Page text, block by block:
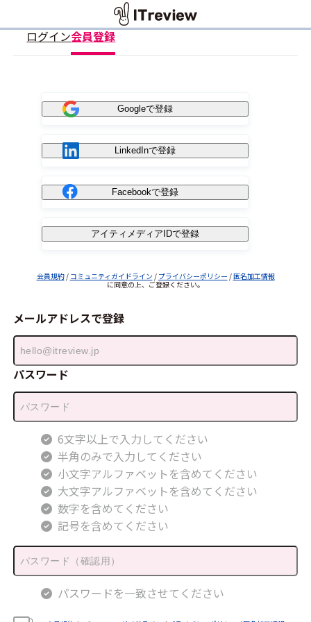
ログイン会員登録
Googleで登録
LinkedInで登録
Facebookで登録
アイティメディアIDで登録
会員規約/ コミュニティガイドライン / プライバシーポリシー /匿名加工情報
に同意の上、ご登録ください。
メールアドレスで登録
パスワード
6文字以上で入力してください
半角のみで入力してください
小文字アルファベットを含めてください
大文字アルファベットを含めてください
数字を含めてください
記号を含めてください
パスワードを一致させてください